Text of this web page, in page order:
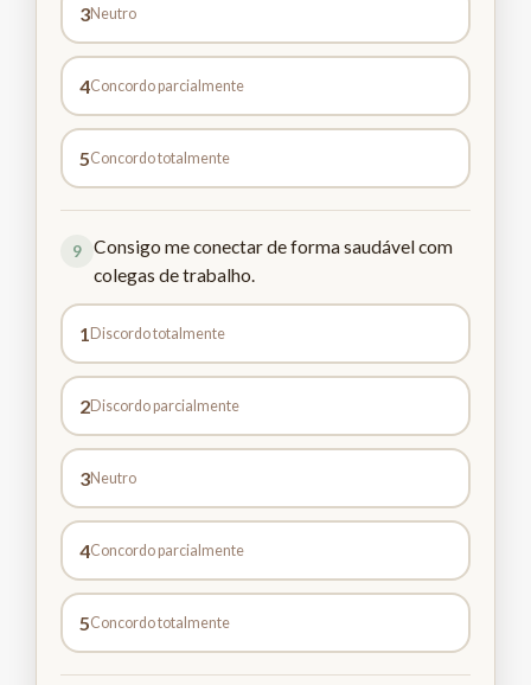
3Neutro
4Concordo parcialmente
5Concordo totalmente
9
Consigo me conectar de forma saudável com
colegas de trabalho.
1 Discordo totalmente
2Discordo parcialmente
3Neutro
4Concordo parcialmente
5Concordo totalmente